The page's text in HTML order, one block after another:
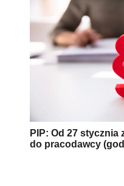
PIP: Od 27
do pracodawcy